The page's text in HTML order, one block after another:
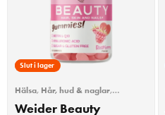
10% Rabatt
Slut i lager
Hälsa, Hår, hud & naglar,
Kollagenkapslar/Tabletter
Weider Beauty